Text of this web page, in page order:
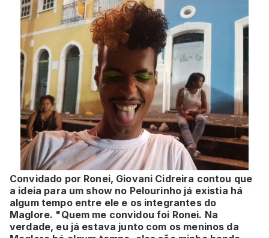
Convidado por Ronei, Giovani Cidreira contou que
a ideia para um show no Pelourinho já existia há
algum tempo entre ele e os integrantes do
Maglore. "Quem me convidou foi Ronei. Na
verdade, eu já estava junto com os meninos da